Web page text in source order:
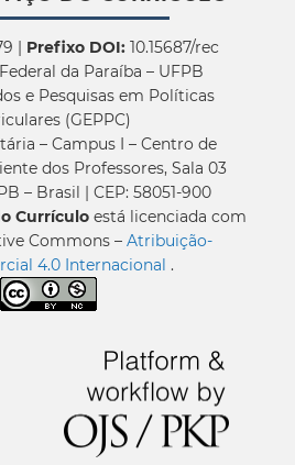
| Prefixo DOI:10.15687/rec
da Paraíba – UFPB
e Pesquisas em Políticas
(GEPPC)
– Campus I – Centro de
dos Professores, Sala 03
– Brasil | CEP: 58051-900
Currículo está licenciada com
Commons – Atribuição-
4.0 Internacional .